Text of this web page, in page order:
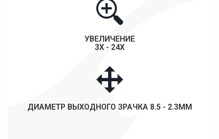
УВЕЛИЧЕНИЕ
3X - 24X
ДИАМЕТР ВЫХОДНОГО ЗРАЧКА 8.5 - 2.3ММ